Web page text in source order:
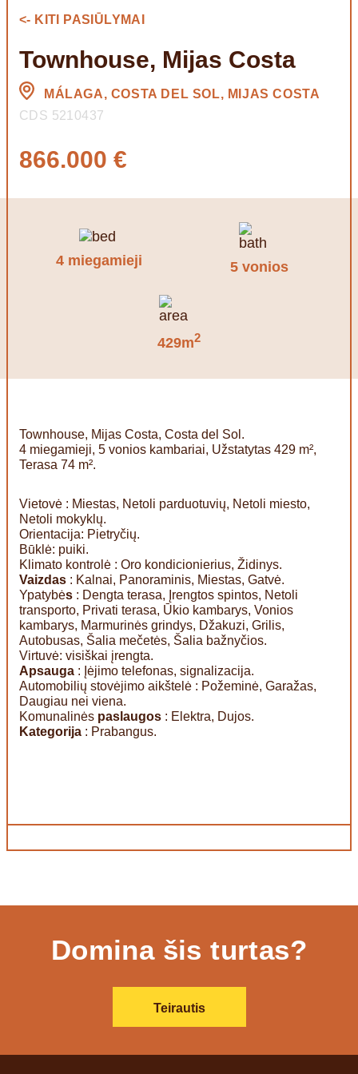
<- KITI PASIŪLYMAI
Townhouse, Mijas Costa
MÁLAGA, COSTA DEL SOL, MIJAS COSTA
CDS 5210437
866.000 €
4 miegamieji 5 vonios
429m2
Townhouse, Mijas Costa, Costa del Sol.
4 miegamieji, 5 vonios kambariai, Užstatytas 429 m²,
Terasa 74 m².
Vietovė : Miestas, Netoli parduotuvių, Netoli miesto,
Netoli mokyklų.
Orientacija: Pietryčių.
Būklė: puiki.
Klimato kontrolė : Oro kondicionierius, Židinys.
Vaizdas : Kalnai, Panoraminis, Miestas, Gatvė.
Ypatybės : Dengta terasa, Įrengtos spintos, Netoli
transporto, Privati terasa, Ūkio kambarys, Vonios
kambarys, Marmurinės grindys, Džakuzi, Grilis,
Autobusas, Šalia mečetės, Šalia bažnyčios.
Virtuvė: visiškai įrengta.
Apsauga : Įėjimo telefonas, signalizacija.
Automobilių stovėjimo aikštelė : Požeminė, Garažas,
Daugiau nei viena.
Komunalinės paslaugos : Elektra, Dujos.
Kategorija : Prabangus.
Domina šis turtas?
Teirautis